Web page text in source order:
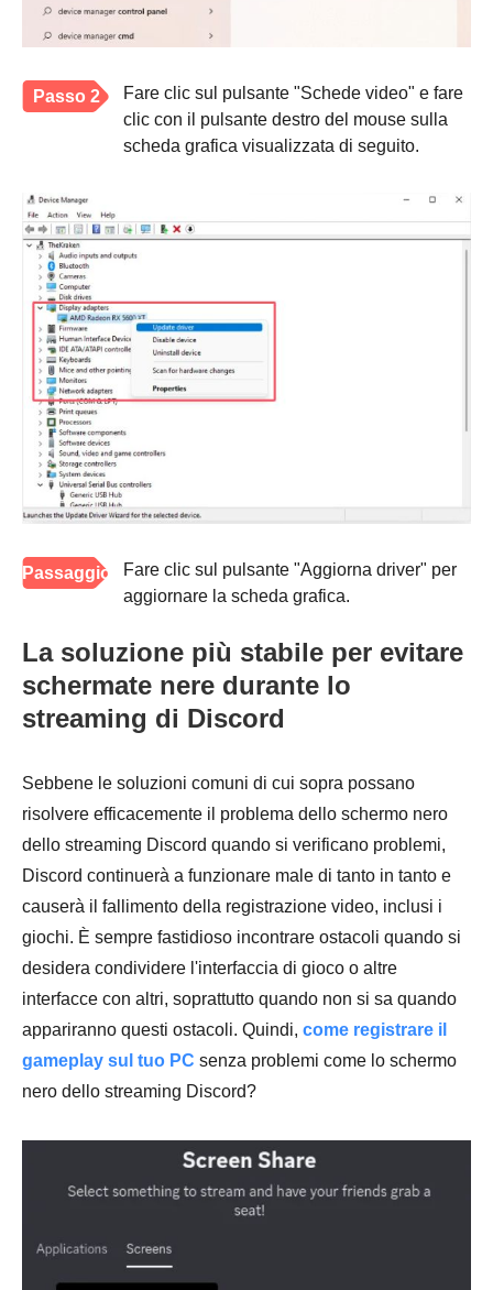
Passo 2
Fare clic sul pulsante "Schede video" e fare
clic con il pulsante destro del mouse sulla
scheda grafica visualizzata di seguito.
Passaggio
Fare clic sul pulsante "Aggiorna driver" per
aggiornare la scheda grafica.
La soluzione più stabile per evitare
schermate nere durante lo
streaming di Discord
Sebbene le soluzioni comuni di cui sopra possano
risolvere efficacemente il problema dello schermo nero
dello streaming Discord quando si verificano problemi,
Discord continuerà a funzionare male di tanto in tanto e
causerà il fallimento della registrazione video, inclusi i
giochi. È sempre fastidioso incontrare ostacoli quando si
desidera condividere l'interfaccia di gioco o altre
interfacce con altri, soprattutto quando non si sa quando
appariranno questi ostacoli. Quindi, come registrare il
gameplay sul tuo PC senza problemi come lo schermo
nero dello streaming Discord?